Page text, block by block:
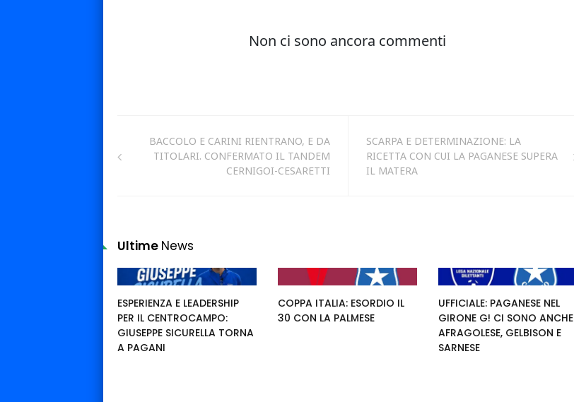
BACCOLO E CARINI RIENTRANO, E DA
TITOLARI. CONFERMATO IL TANDEM
CERNIGOI-CESARETTI
SCARPA E DETERMINAZIONE: LA
RICETTA CON CUI LA PAGANESE SUPERA
IL MATERA
Ultime News
ESPERIENZA E LEADERSHIP
PER IL CENTROCAMPO:
GIUSEPPE SICURELLA TORNA
A PAGANI
COPPA ITALIA: ESORDIO IL
30 CON LA PALMESE
UFFICIALE: PAGANESE NEL
GIRONE G! CI SONO ANCHE
AFRAGOLESE, GELBISON E
SARNESE